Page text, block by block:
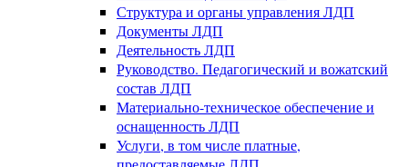
Структура и органы управления ЛДП
Документы ЛДП
Деятельность ЛДП
Руководство. Педагогический и вожатский
состав ЛДП
Материально-техническое обеспечение и
оснащенность ЛДП
Услуги, в том числе платные,